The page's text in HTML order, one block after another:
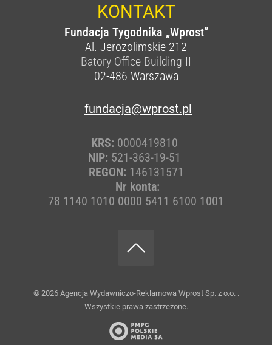
KONTAKT
Fundacja Tygodnika „Wprost”
Al. Jerozolimskie 212
Batory Office Building II
02-486 Warszawa
fundacja@wprost.pl
KRS: 0000419810
NIP: 521-363-19-51
REGON: 146131571
Nr konta:
78 1140 1010 0000 5411 6100 1001
© 2026 Agencja Wydawniczo-Reklamowa Wprost Sp. z o.o. .
Wszystkie prawa zastrzeżone.